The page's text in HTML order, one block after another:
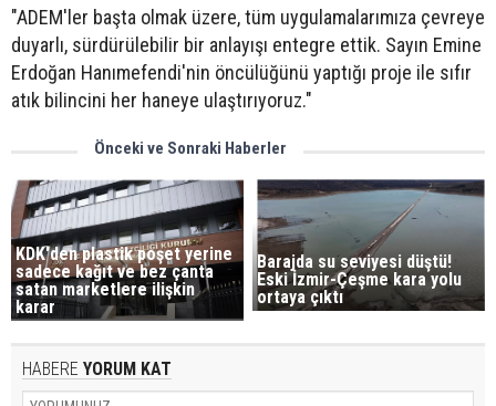
"ADEM'ler başta olmak üzere, tüm uygulamalarımıza çevreye
duyarlı, sürdürülebilir bir anlayışı entegre ettik. Sayın Emine
Erdoğan Hanımefendi'nin öncülüğünü yaptığı proje ile sıfır
atık bilincini her haneye ulaştırıyoruz."
Önceki ve Sonraki Haberler
KDK'den plastik poşet yerine
sadece kağıt ve bez çanta
satan marketlere ilişkin
karar
Barajda su seviyesi düştü!
Eski İzmir-Çeşme kara yolu
ortaya çıktı
HABERE YORUM KAT